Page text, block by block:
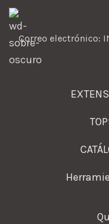
Correo electrónico: